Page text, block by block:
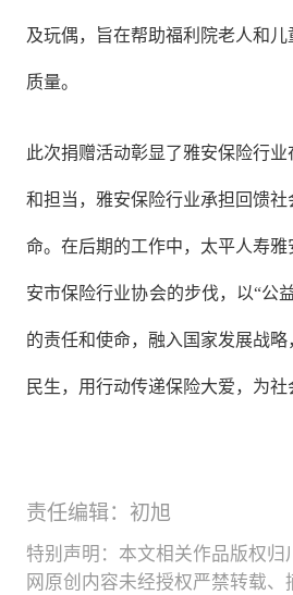
及玩偶，旨在帮助福利院老人和
质量。
此次捐赠活动彰显了雅安保险行
和担当，雅安保险行业承担回馈
命。在后期的工作中，太平人寿
安市保险行业协会的步伐，以“公
的责任和使命，融入国家发展战
民生，用行动传递保险大爱，为社
责任编辑：初旭
特别声明：本文相关作品版权
网原创内容未经授权严禁转载